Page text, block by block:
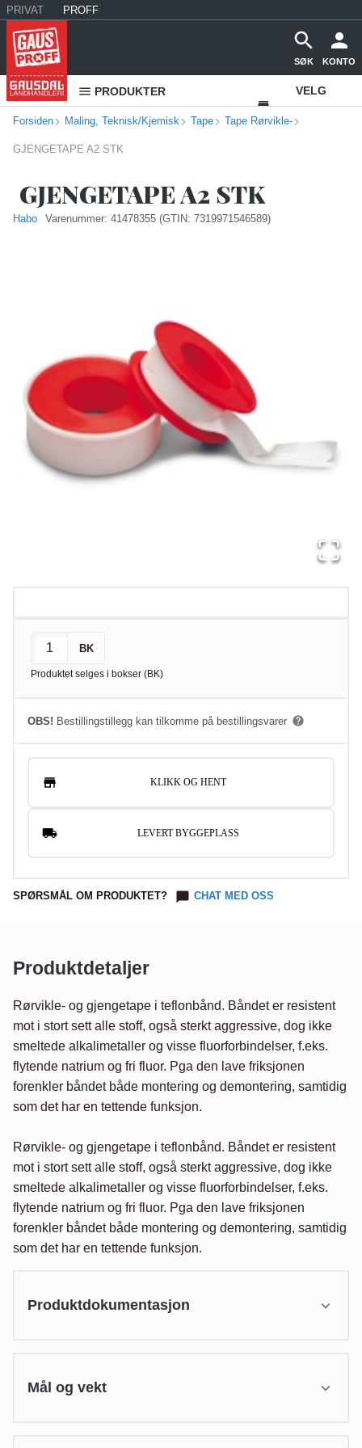
PRIVAT PROFF
SØK KONTO
PRODUKTER VELG
VAREHUS
Forsiden Maling, Teknisk/Kjemisk Tape Tape Rørvikle-
GJENGETAPE A2 STK
GJENGETAPE A2 STK
Habo Varenummer: 41478355 (GTIN: 7319971546589)
BK
Produktet selges i bokser (BK)
OBS! Bestillingstillegg kan tilkomme på bestillingsvarer
KLIKK OG HENT
LEVERT BYGGEPLASS
SPØRSMÅL OM PRODUKTET? CHAT MED OSS
Produktdetaljer
Rørvikle- og gjengetape i teflonbånd. Båndet er resistent
mot i stort sett alle stoff, også sterkt aggressive, dog ikke
smeltede alkalimetaller og visse fluorforbindelser, f.eks.
flytende natrium og fri fluor. Pga den lave friksjonen
forenkler båndet både montering og demontering, samtidig
som det har en tettende funksjon.
Rørvikle- og gjengetape i teflonbånd. Båndet er resistent
mot i stort sett alle stoff, også sterkt aggressive, dog ikke
smeltede alkalimetaller og visse fluorforbindelser, f.eks.
flytende natrium og fri fluor. Pga den lave friksjonen
forenkler båndet både montering og demontering, samtidig
som det har en tettende funksjon.
Produktdokumentasjon
Mål og vekt